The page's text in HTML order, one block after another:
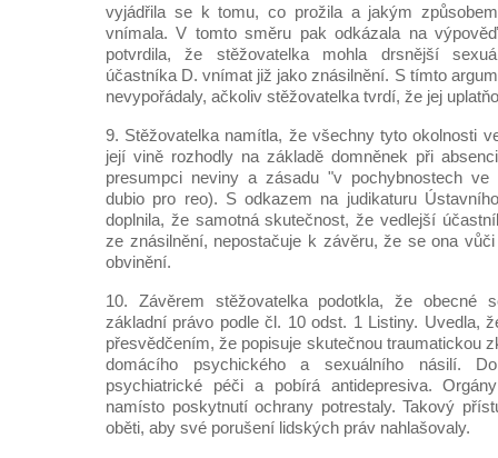
vyjádřila se k tomu, co prožila a jakým
vnímala. V tomto směru pak odkázala na
potvrdila, že stěžovatelka mohla drsnější
účastníka D. vnímat již jako znásilnění. S tímto
nevypořádaly, ačkoliv stěžovatelka tvrdí, že jej
9. Stěžovatelka namítla, že všechny tyto okolnosti
její vině rozhodly na základě domněnek při
presumpci neviny a zásadu "v pochybnostech ve
dubio pro reo). S odkazem na judikaturu
doplnila, že samotná skutečnost, že vedlejší
ze znásilnění, nepostačuje k závěru, že se ona
obvinění.
10. Závěrem stěžovatelka podotkla, že obecné
základní právo podle čl. 10 odst. 1 Listiny. Uvedla,
přesvědčením, že popisuje skutečnou traumatickou
domácího psychického a sexuálního násilí.
psychiatrické péči a pobírá antidepresiva.
namísto poskytnutí ochrany potrestaly. Takový
oběti, aby své porušení lidských práv nahlašovaly.